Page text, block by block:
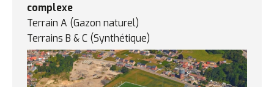
complexe
Terrain A (Gazon naturel)
Terrains B & C (Synthétique)